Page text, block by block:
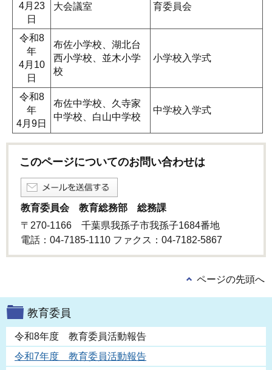
4月23
日
大会議室
育委員会
令和8
年
4月10
日
布佐小学校、湖北台
西小学校、並木小学
校
小学校入学式
令和8
年
4月9日
布佐中学校、久寺家
中学校、白山中学校
中学校入学式
このページについてのお問い合わせは
教育委員会 教育総務部 総務課
〒270-1166 千葉県我孫子市我孫子1684番地
電話：04-7185-1110 ファクス：04-7182-5867
ページの先頭へ
教育委員
令和8年度 教育委員活動報告
令和7年度 教育委員活動報告